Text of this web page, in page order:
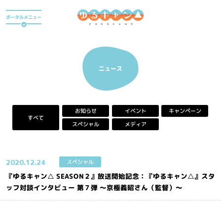
ア
ニ
キ
ポ
ー
タ
イ
ト
ポータルメニュー
ニュース
すべて
お知らせ イベント キャンペーン
スペシャル メディア
2020.12.24 スペシャル
『ゆるキャン△ SEASON２』放送開始記念：『ゆるキャン△』スタ
ッフ対談インタビュー 第７弾 ～京極義昭さん（監督）～